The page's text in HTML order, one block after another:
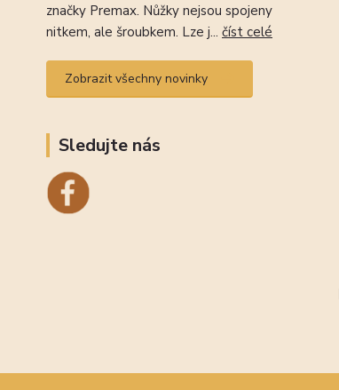
značky Premax. Nůžky nejsou spojeny
nitkem, ale šroubkem. Lze j... číst celé
Zobrazit všechny novinky
Sledujte nás